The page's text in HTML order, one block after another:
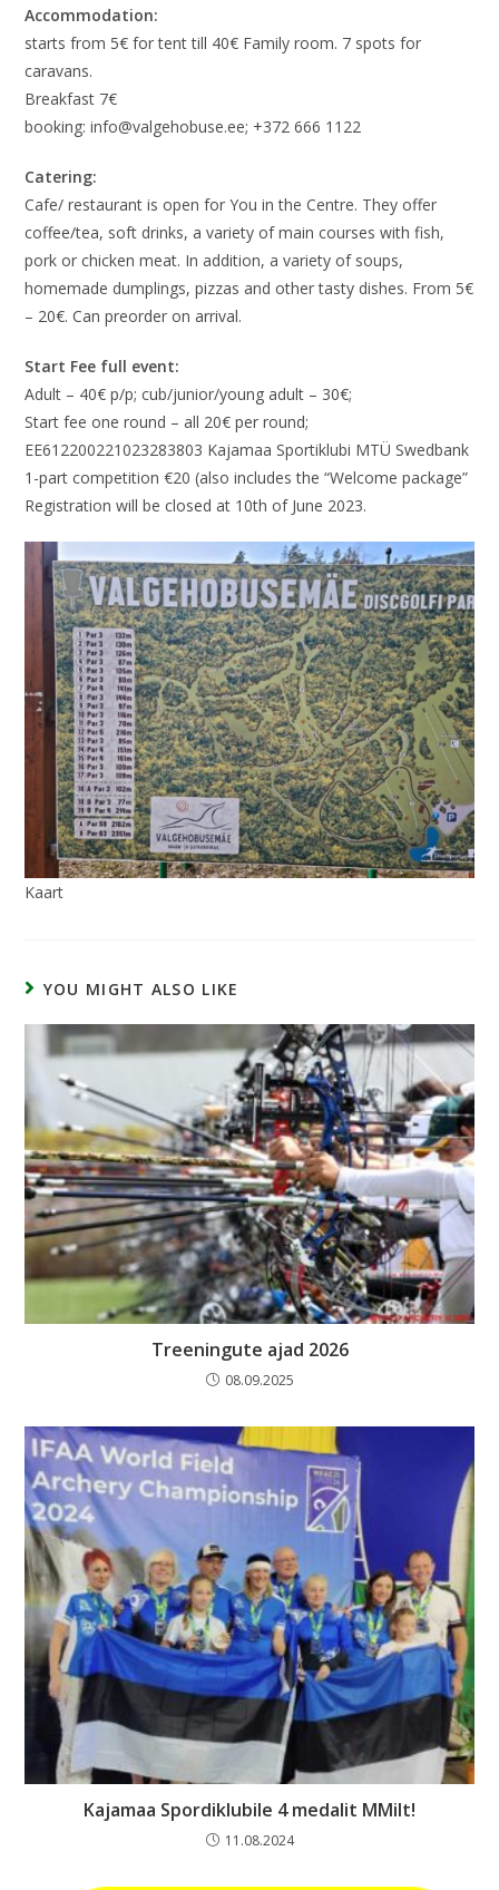
Accommodation:
starts from 5€ for tent till 40€ Family room. 7 spots for
caravans.
Breakfast 7€
booking: info@valgehobuse.ee; +372 666 1122
Catering:
Cafe/ restaurant is open for You in the Centre. They offer
coffee/tea, soft drinks, a variety of main courses with fish,
pork or chicken meat. In addition, a variety of soups,
homemade dumplings, pizzas and other tasty dishes. From 5€
– 20€. Can preorder on arrival.
Start Fee full event:
Adult – 40€ p/p; cub/junior/young adult – 30€;
Start fee one round – all 20€ per round;
EE612200221023283803 Kajamaa Sportiklubi MTÜ Swedbank
1-part competition €20 (also includes the “Welcome package”
Registration will be closed at 10th of June 2023.
Kaart
YOU MIGHT ALSO LIKE
Treeningute ajad 2026
08.09.2025
Kajamaa Spordiklubile 4 medalit MMilt!
11.08.2024